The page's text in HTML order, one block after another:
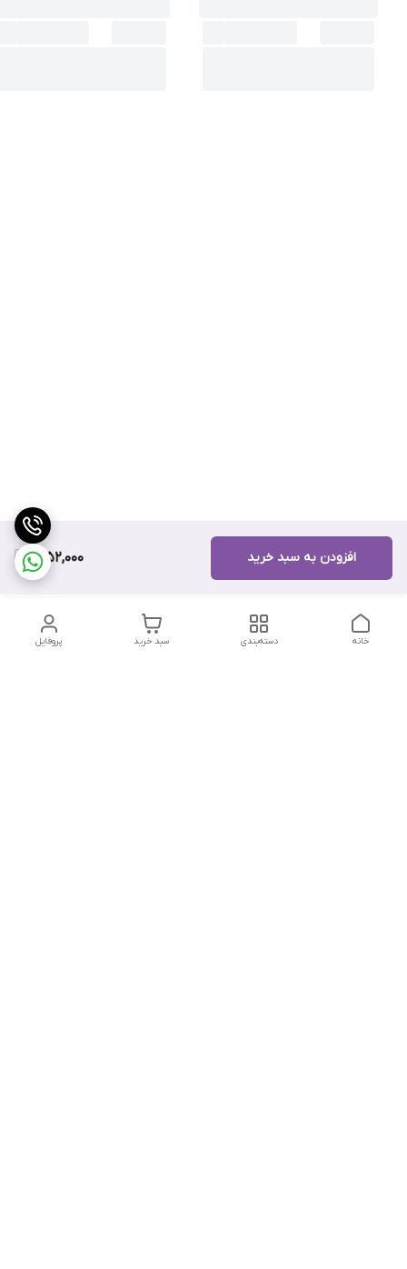
9,152,000 افزودن به سبد خرید
پروفایل سبد خرید دسته‌بندی خانه